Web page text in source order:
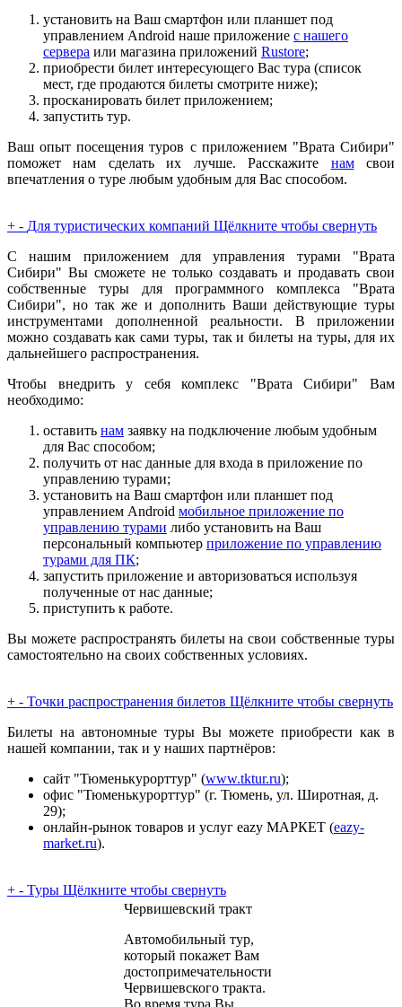
установить на Ваш смартфон или планшет под
управлением Android наше приложение с нашего
сервера или магазина приложений Rustore;
приобрести билет интересующего Вас тура (список
мест, где продаются билеты смотрите ниже);
просканировать билет приложением;
запустить тур.
Ваш опыт посещения туров с приложением "Врата Сибири"
поможет нам сделать их лучше. Расскажите намсвои
впечатления о туре любым удобным для Вас способом.
+ - Для туристических компаний Щёлкните чтобы свернуть
С нашим приложением для управления турами "Врата
Сибири" Вы сможете не только создавать и продавать свои
собственные туры для программного комплекса "Врата
Сибири", но так же и дополнить Ваши действующие туры
инструментами дополненной реальности. В приложении
можно создавать как сами туры, так и билеты на туры, для их
дальнейшего распространения.
Чтобы внедрить у себя комплекс "Врата Сибири" Вам
необходимо:
оставить нам заявку на подключение любым удобным
для Вас способом;
получить от нас данные для входа в приложение по
управлению турами;
установить на Ваш смартфон или планшет под
управлением Android мобильное приложение по
управлению турами либо установить на Ваш
персональный компьютер приложение по управлению
турами для ПК;
запустить приложение и авторизоваться используя
полученные от нас данные;
приступить к работе.
Вы можете распространять билеты на свои собственные туры
самостоятельно на своих собственных условиях.
+ - Точки распространения билетов Щёлкните чтобы свернуть
Билеты на автономные туры Вы можете приобрести как в
нашей компании, так и у наших партнёров:
сайт "Тюменькурорттур" (www.tktur.ru);
офис "Тюменькурорттур" (г. Тюмень, ул. Широтная, д.
29);
онлайн-рынок товаров и услуг eazy МАРКЕТ (eazy-
market.ru).
+ - Туры Щёлкните чтобы свернуть
Червишевский тракт
Автомобильный тур,
который покажет Вам
достопримечательности
Червишевского тракта.
Во время тура Вы